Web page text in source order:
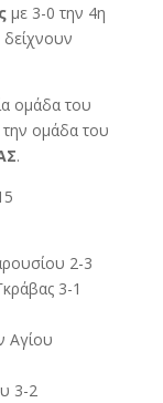
με 3-0 την 4η
δείχνουν
ομάδα του
την ομάδα του
.
2-3
3-1
Αγίου
3-2